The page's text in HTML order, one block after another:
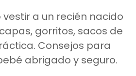
a un recién nacido
gorritos, sacos de
Consejos para
abrigado y seguro.